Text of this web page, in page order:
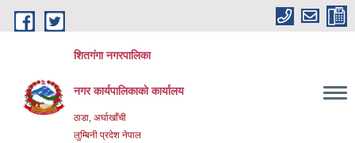
Skip to main content
शितगंगा नगरपालिका
नगर कार्यपालिकाकाे कार्यालय
ठाडा, अर्घाखाँची
लुम्बिनी प्रदेश नेपाल